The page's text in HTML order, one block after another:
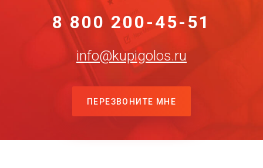
8 800 200-45-51
info@kupigolos.ru
ПЕРЕЗВОНИТЕ МНЕ